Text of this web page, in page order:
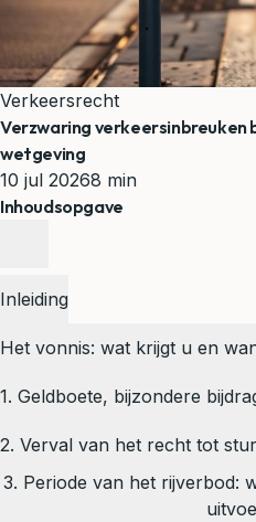
Verkeersrecht
Verzwaring verkeersinbreuken
wetgeving
10 jul 20268 min
Inhoudsopgave
Inleiding
Het vonnis: wat krijgt u en
1. Geldboete, bijzondere
2. Verval van het recht tot
3. Periode van het rijverbod: